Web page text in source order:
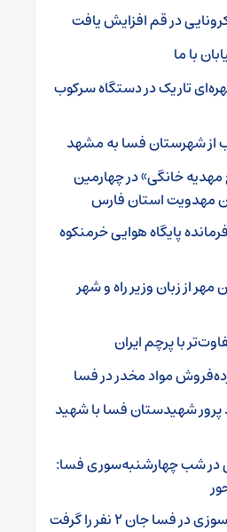
در قم افزایش یافت
با ما
تاریک در دستگاه سرکوب
شهرستان فسا به مشهد
مهدیه خانگی» در چهارمین
مهدویت استان فارس
پایگاه هوایی خرمنکوه
از زبان وزیر راه و شهر
با پرچم ایران
پرور شهیدستان فسا با شهید
شب چهارشنبه‌سوری فسا:
فسا جان ۲ نفر را گرفت